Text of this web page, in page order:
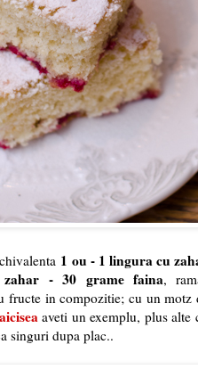
1 ou - 1 lingura cu
- 30 grame faina,
fructe in compozitie; cu un motz
aveti un exemplu, plus
singuri dupa plac..